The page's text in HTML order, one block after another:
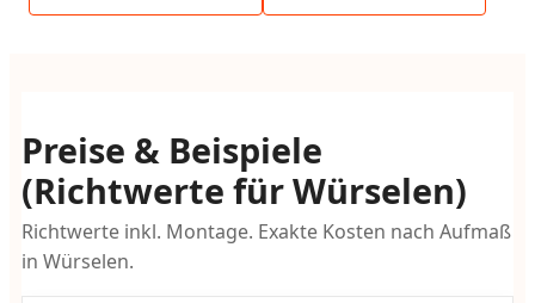
Preise & Beispiele
(Richtwerte für Würselen)
Richtwerte inkl. Montage. Exakte Kosten nach Aufmaß
in Würselen.